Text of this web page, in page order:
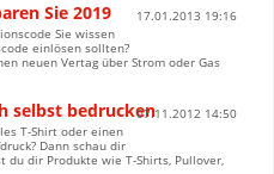
Sie 2019
17.01.2013 19:16
Sie wissen
einlösen sollten?
neuen Vertag über Strom oder Gas
selbst bedrucken07.11.2012 14:50
T-Shirt oder einen
Dann schau dir
du dir Produkte wie T-Shirts, Pullover,